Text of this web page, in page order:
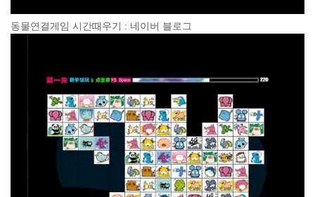
동물연결게임 시간때우기 : 네이버 블로그